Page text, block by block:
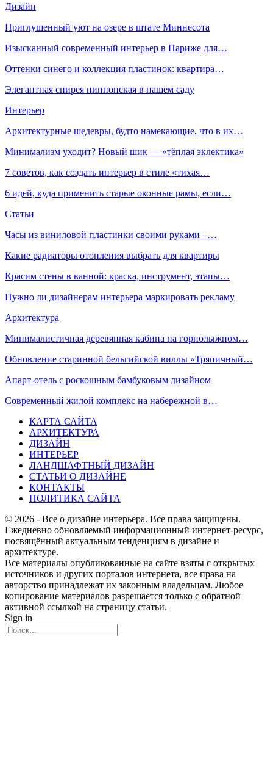
Дизайн
Приглушенный уют на озере в штате Миннесота
Изысканный современный интерьер в Париже для…
Оттенки синего и коллекция пластинок: квартира…
Элегантная спирея ниппонская в нашем саду
Интерьер
Архитектурные шедевры, будто намекающие, что в их…
Минимализм уходит? Новый шик — «тёплая эклектика»
7 советов, как создать интерьер в стиле «тихая…
6 идей, куда применить старые оконные рамы, если…
Статьи
Часы из виниловой пластинки своими руками –…
Какие радиаторы отопления выбрать для квартиры
Красим стены в ванной: краска, инструмент, этапы…
Нужно ли дизайнерам интерьера маркировать рекламу
Архитектура
Минималистичная деревянная кабина на горнолыжном…
Обновление старинной бельгийской виллы «Тряпичный…
Апарт-отель с роскошным бамбуковым дизайном
Современный жилой комплекс на набережной в…
КАРТА САЙТА
АРХИТЕКТУРА
ДИЗАЙН
ИНТЕРЬЕР
ЛАНДШАФТНЫЙ ДИЗАЙН
СТАТЬИ О ДИЗАЙНЕ
КОНТАКТЫ
ПОЛИТИКА САЙТА
© 2026 - Все о дизайне интерьера. Все права защищены.
Ежедневно обновляемый информационный интернет-ресурс,
посвящённый актуальным тенденциям в дизайне и
архитектуре.
Все материалы опубликованные на сайте взяты с открытых
источников и других порталов интернета, все права на
авторство принадлежат их законным владельцам. Любое
копирование материалов разрешается только с обратной
активной ссылкой на страницу статьи.
Sign in